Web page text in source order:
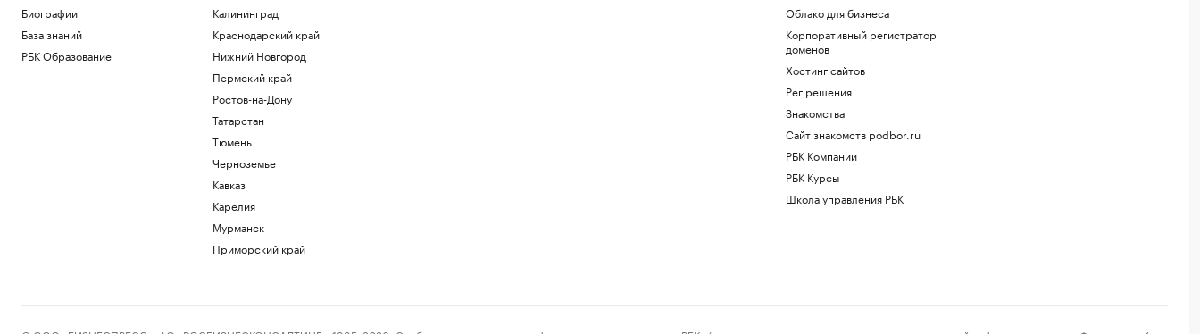
Четыре доступных и понятных
инструмента диверсификации
накоплений
Госдепа раньше, чтобы «вести войну»
Испания ввела контроль на границе
Bloomberg узнал, что Украине грозит
Биографии
База знаний
РБК Образование
Калининград
Краснодарский край
Нижний Новгород
Пермский край
Ростов-на-Дону
Татарстан
Тюмень
Черноземье
Кавказ
Карелия
Мурманск
Приморский край
Облако для бизнеса
Корпоративный регистратор
доменов
Хостинг сайтов
Рег.решения
Знакомства
Сайт знакомств podbor.ru
РБК Компании
РБК Курсы
Школа управления РБК